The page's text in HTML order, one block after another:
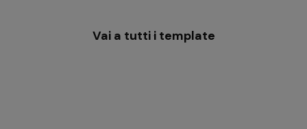
Vai a tutti i template